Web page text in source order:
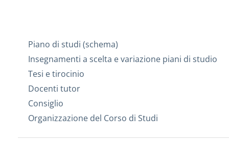
Piano di studi (schema)
Insegnamenti a scelta e variazione piani di studio
Tesi e tirocinio
Docenti tutor
Consiglio
Organizzazione del Corso di Studi